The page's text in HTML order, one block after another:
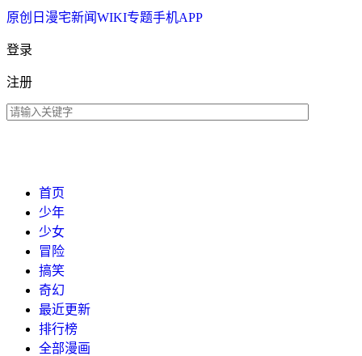
原创 日漫宅新闻WIKI专题手机APP
登录
注册
首页
少年
少女
冒险
搞笑
奇幻
最近更新
排行榜
全部漫画